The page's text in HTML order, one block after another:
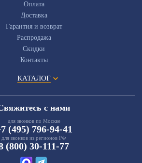
Оплата
Доставка
Гарантия и возврат
Распродажа
Скидки
Контакты
КАТАЛОГ
с нами
для звонков по Москве
(495) 796-94-41
для звонков из регионов РФ
(800) 30-111-77